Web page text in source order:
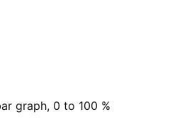
graph, 0 to 100 %